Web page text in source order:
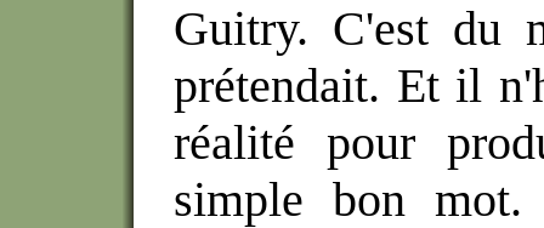
Guitry. C'est du
prétendait. Et il
réalité pour
simple bon